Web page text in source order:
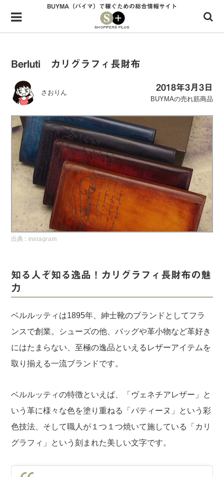
Menu
HOME
無在庫で自由気ままに稼ぐ！バイマ実践記
ファッショントレンドを発信！SP通信
BUYMAで人気のブランド
BUYMAの売れ筋商品
バイマの疑問に現役パーソナルショッパーが答えてみた
バイマ活動の疑問に売れっ子現役バイヤーが答えてみた
実録！海外ショップで買ってみた！
パーソナルショッパー指南書
BUYMA（バイマ）で稼ぐための総合情報サイト
Berluti カリグラフィ長財布
さおりん
2018年3月3日
BUYMAの売れ筋商品
出典 : instagram
知る人ぞ知る逸品！カリグラフィ長財布の魅
力
ベルルッティは1895年、紳士靴のブランドとしてフラ
ンスで創業。シューズの他、バッグや革小物など革好き
にはたまらない、至極の逸品といえるレザーアイテムを
取り揃える一流ブランドです。
ベルルッティの特徴といえば、「ヴェネチアレザー」と
いう革に様々な色を塗り重ねる「パティーヌ」という彩
色技法、そして職人が１つ１つ焼いて施している「カリ
グラフィ」という刻まれた美しい文字です。